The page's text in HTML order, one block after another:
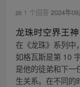
1 个回答 2024年
龙珠时空界王神
在《龙珠》系列中
如格瓦斯是第 10
是他的徒弟和下一
生关系。在不同的